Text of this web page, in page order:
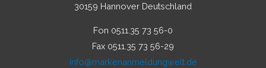
30159 Hannover Deutschland
Fon 0511.35 73 56-0
Fax 0511.35 73 56-29
info@markenanmeldungwelt.de